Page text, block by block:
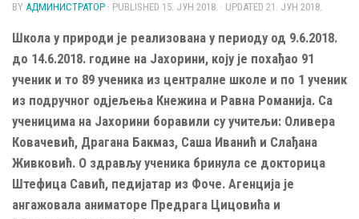
BY АДМИНИСТРАТОР · PUBLISHED 15. ЈУН 2018. · UPDATED 21. ЈУН 2018.
Школа у природи је реализована у периоду од 9.6.2018.
до 14.6.2018. године на Јахорини, коју је похађао 91
ученик и то 89 ученика из централне школе и по 1 ученик
из подручног одјељења Кнежина и Равна Романија. Са
ученицима на Јахорини боравили су учитељи: Оливера
Ковачевић, Драгана Бакмаз, Саша Иванић и Слађана
Живковић. О здрављу ученика бринула се докторица
Штефица Савић, педијатар из Фоче. Агенција је
ангажовала аниматоре Предрага Цицовића и